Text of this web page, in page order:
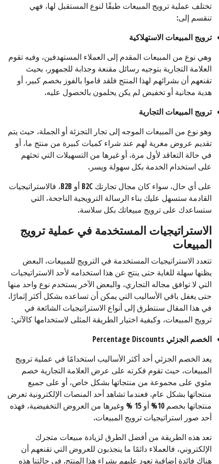
تختلف عملية ترويج المبيعات طبقًا لنوع المستقبل لها، فهي
تنقسم إلى:
ترويج المبيعات الاستهلاكية
وهي نوع من المبيعات المقدم إلى العملاء المستهدفين، وفيه تقوم
العلامة التجارية بتوجيه رسائل مقنعة وجذابة للجمهور، بحيث
تقنعهم أن بشرائهم لهذا المنتج فلقد قاموا بالفوز بخصم كبير، أو
هدية مجانية أو تخفيض لم يكن يحلمون بالحصول عليه.
ترويج المبيعات التجارية
وهو نوع من المبيعات الموجه إلى تجار التجزئة أو الجملة، حيث يتم
تقديم عروض مغرية لهم عند شراء كميات كبيرة من منتج ما، أو
في حالة التعاقد لأول مرة، أو غيرها من التسهيلات التي تحثهم
على استخدام الخدمة بكل سهولة ويسر.
على أي حال، سواء كان مجال تجارتك B2C أو B2B، فالاستراتيجيات
القادمة ستسهل عليك بناء الرسالة الترويجية الناجحة، التي
ستساعدك على ترويج مبيعاتك بكل سلاسة.
الاستراتيجيات المستخدمة في عملية ترويج
المبيعات
تتعدد الاستراتيجيات المستخدمة في الترويج للمبيعات، البعض
يظنها سهلة للغاية حتى ينتج عن هذا استخدامه لأحد الاستراتيجيات
التي لا توافق مجاله التجاري، والبعض الآخر يستخدم نوع واحد منها
حتى يغفل باقي الأساليب التي يمكن أن تساعده بشكل أكثر إثمارًا.
في هذا المقال سنتطرق إلى أنواع الاستراتيجيات الشائعة في
ترويج المبيعات، وكيفية اختيار الطريقة المثلى لاستخدامها كالآتي:
الخصم الجزئي Percentage Discounts
يعد الخصم الجزئي أحد أكثر الأساليب استخدامًا في عملية ترويج
المبيعات، حيث تقوم فكرته على عرض العلامة التجارية خصم
مئوي على مجموعة من منتجاتها بشكل خاص، أو على جميع
منتجاتها بشكل عام. فعندما تشاهد أحد المنصات الإلكترونية تعرض
منتجاتها بخصم 10% أو 15 % وغيرها من العروض التخفيضية، فهذه
أحد صور استراتيجيات ترويج المبيعات.
تعد هذه الطريقة من أفضل الطرق لزيادة مبيعات متجرك
الإلكتروني، فالعملاء دائمًا ما ينجذبون للعروض التي تقنعهم أن
هناك فائدة إضافية تعود عليهم بشراء هذا المنتج. في حالتنا هذه